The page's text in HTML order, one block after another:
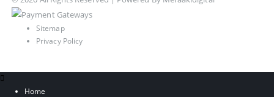
Sitemap
Privacy Policy
Home